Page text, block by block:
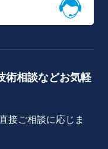
術相談などお気軽
接ご相談に応じま